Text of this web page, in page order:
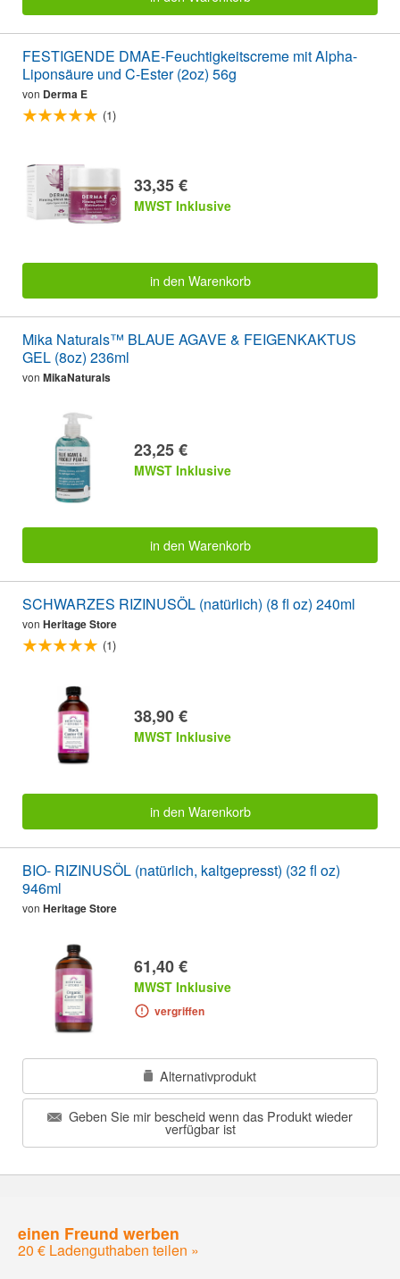
FESTIGENDE DMAE-Feuchtigkeitscreme mit Alpha-
Liponsäure und C-Ester (2oz) 56g
von Derma E
(1)
33,35 €
MWST Inklusive
in den Warenkorb
Mika Naturals™ BLAUE AGAVE & FEIGENKAKTUS
GEL (8oz) 236ml
von MikaNaturals
23,25 €
MWST Inklusive
in den Warenkorb
SCHWARZES RIZINUSÖL (natürlich) (8 fl oz) 240ml
von Heritage Store
(1)
38,90 €
MWST Inklusive
in den Warenkorb
BIO- RIZINUSÖL (natürlich, kaltgepresst) (32 fl oz)
946ml
von Heritage Store
61,40 €
MWST Inklusive
vergriffen
Alternativprodukt
Geben Sie mir bescheid wenn das Produkt wieder
verfügbar ist
einen Freund werben
20 € Ladenguthaben teilen »